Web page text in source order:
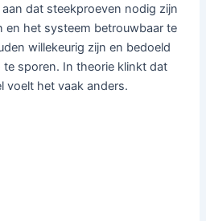
dat steekproeven nodig zijn
en het systeem betrouwbaar te
willekeurig zijn en bedoeld
sporen. In theorie klinkt dat
voelt het vaak anders.